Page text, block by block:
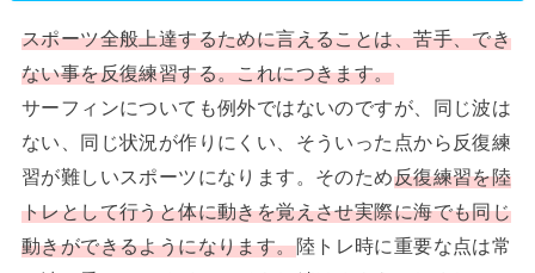
スポーツ全般上達するために言えることは、苦手、でき
ない事を反復練習する。これにつきます。
サーフィンについても例外ではないのですが、同じ波は
ない、同じ状況が作りにくい、そういった点から反復練
習が難しいスポーツになります。そのため反復練習を陸
トレとして行うと体に動きを覚えさせ実際に海でも同じ
動きができるようになります。陸トレ時に重要な点は常